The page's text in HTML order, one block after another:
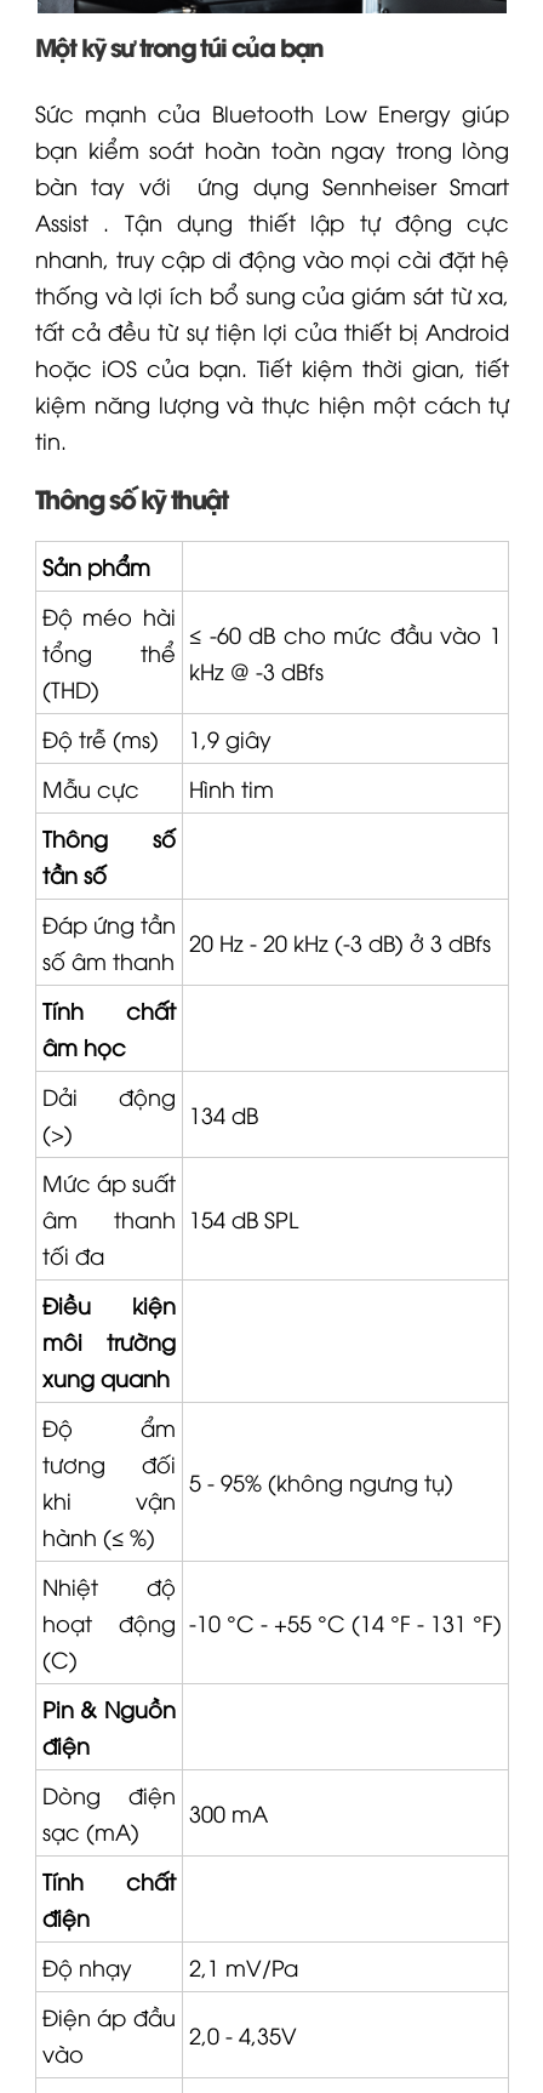
Một kỹ sư trong túi của bạn
Sức mạnh của Bluetooth Low Energy giúp
bạn kiểm soát hoàn toàn ngay trong lòng
bàn tay với ứng dụng Sennheiser Smart
Assist. Tận dụng thiết lập tự động cực
nhanh, truy cập di động vào mọi cài đặt hệ
thống và lợi ích bổ sung của giám sát từ xa,
tất cả đều từ sự tiện lợi của thiết bị Android
hoặc iOS của bạn. Tiết kiệm thời gian, tiết
kiệm năng lượng và thực hiện một cách tự
tin.
Thông số kỹ thuật
Sản phẩm
Độ méo hài
tổng thể
(THD)
≤ -60 dB cho mức đầu vào 1
kHz @ -3 dBfs
Độ trễ (ms)
1,9 giây
Mẫu cực
Hình tim
Thông số
tần số
Đáp ứng tần
số âm thanh
20 Hz - 20 kHz (-3 dB) ở 3 dBfs
Tính chất
âm học
Dải động
(>)
134 dB
Mức áp suất
âm thanh
tối đa
154 dB SPL
Điều kiện
môi trường
xung quanh
Độ ẩm
tương đối
khi vận
hành (≤ %)
5 - 95% (không ngưng tụ)
Nhiệt độ
hoạt động
(C)
-10 °C - +55 °C (14 °F - 131 °F)
Pin & Nguồn
điện
Dòng điện
sạc (mA)
300 mA
Tính chất
điện
Độ nhạy
2,1 mV/Pa
Điện áp đầu
vào
2,0 - 4,35V